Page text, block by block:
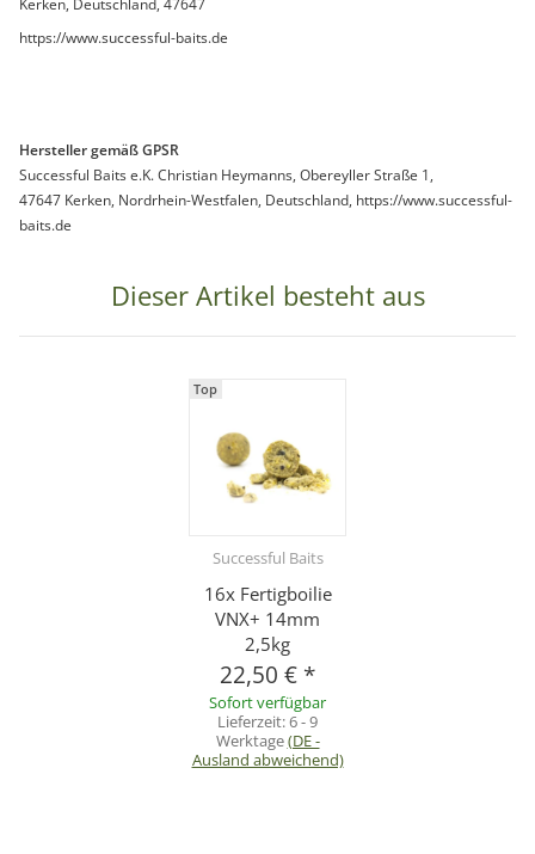
Kerken, Deutschland, 47647
https://www.successful-baits.de
Hersteller gemäß GPSR
Successful Baits e.K. Christian Heymanns, Obereyller Straße 1,
47647 Kerken, Nordrhein-Westfalen, Deutschland, https://www.successful-
baits.de
Dieser Artikel besteht aus
Top
Successful Baits
16x Fertigboilie
VNX+ 14mm
2,5kg
22,50 € *
Sofort verfügbar
Lieferzeit:6 - 9
Werktage(DE -
Ausland abweichend)